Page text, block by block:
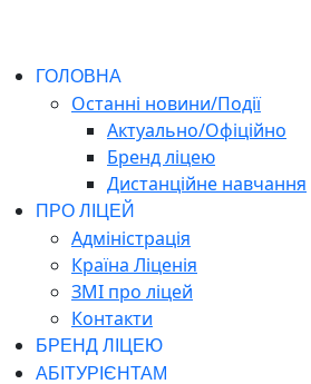
ГОЛОВНА
Останні новини/Події
Актуально/Офіційно
Бренд ліцею
Дистанційне навчання
ПРО ЛІЦЕЙ
Адміністрація
Країна Ліценія
ЗМІ про ліцей
Контакти
БРЕНД ЛІЦЕЮ
АБІТУРІЄНТАМ